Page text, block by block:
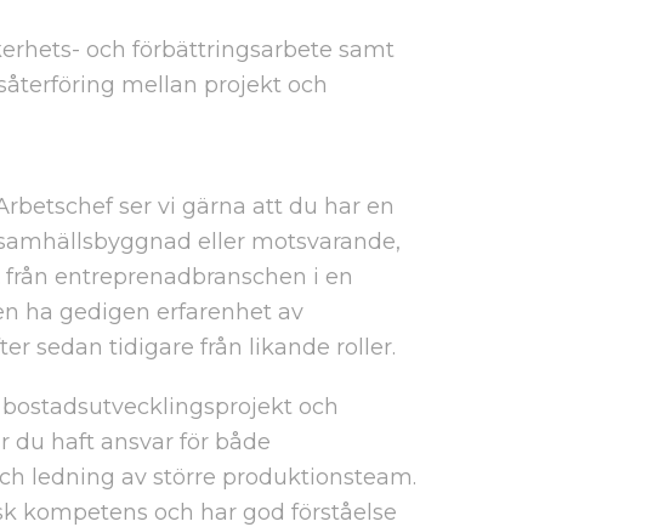
och förbättringsarbete samt
mellan projekt och
ser vi gärna att du har en
eller motsvarande,
entreprenadbranschen i en
ha gedigen erfarenhet av
sedan tidigare från likande roller.
och
du haft ansvar för både
ledning av större produktionsteam.
kompetens och har god förståelse